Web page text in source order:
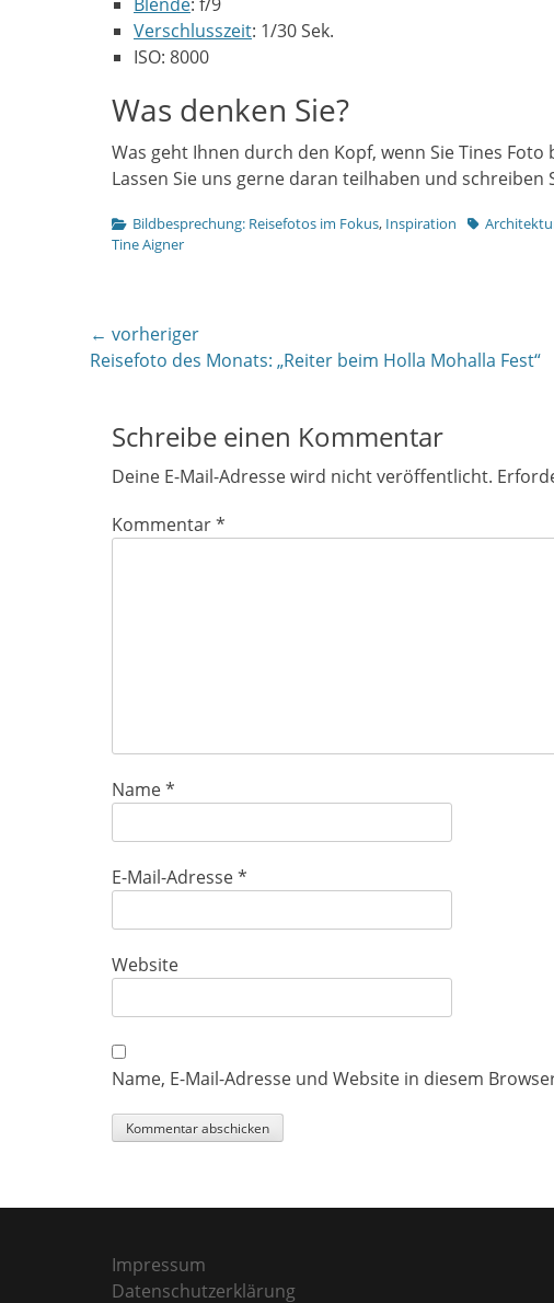
Verschlusszeit: 1/30 Sek.
ISO: 8000
Was denken Sie?
Was geht Ihnen durch den Kopf, wenn Sie Tines
Lassen Sie uns gerne daran teilhaben und
Kategorien
Bildbesprechung: Reisefotos im Fokus, Inspiration Tags
Tine Aigner
Beitragsnavigation
← vorheriger
Vorheriger
Reisefoto des Monats: „Reiter beim Holla Mohalla Fest“
Schreibe einen Kommentar
Deine E-Mail-Adresse wird nicht veröffentlicht.
Kommentar*
Name*
E-Mail-Adresse*
Website
Name, E-Mail-Adresse und Website in diesem
Impressum
Datenschutzerklärung